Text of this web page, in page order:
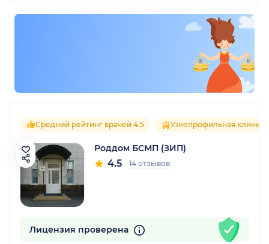
Средний рейтинг врачей 4.5 Узкопрофильная клиника
Роддом БСМП (ЗИП)
4.5 14 отзывов
Лицензия проверена